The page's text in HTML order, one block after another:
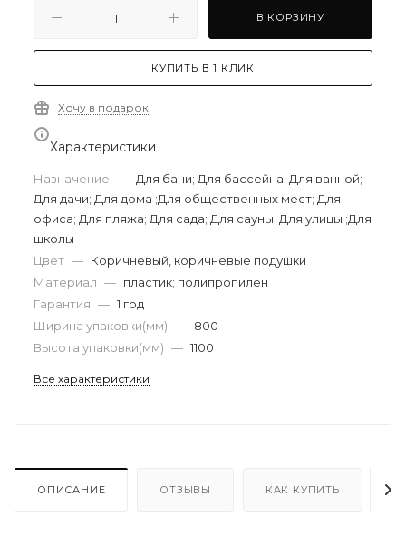
В КОРЗИНУ
КУПИТЬ В 1 КЛИК
Хочу в подарок
Характеристики
Назначение — Для бани; Для бассейна; Для ванной;
Для дачи; Для дома ;Для общественных мест; Для
офиса; Для пляжа; Для сада; Для сауны; Для улицы ;Для
школы
Цвет — Коричневый, коричневые подушки
Материал — пластик; полипропилен
Гарантия — 1 год
Ширина упаковки(мм) — 800
Высота упаковки(мм) — 1100
Все характеристики
ОПИСАНИЕ ОТЗЫВЫ КАК КУПИТЬ